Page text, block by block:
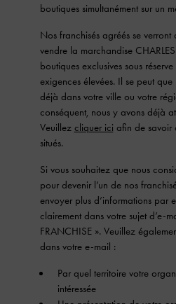
boutiques simultanément sur un
Nos franchisés agréés se
vendre la marchandise
boutiques exclusives sous
exigences élevées. Il se peut que
déjà dans votre ville ou votre
conséquent, nous y avons déjà
Veuillez cliquer ici afin de savoir
situés.
Si vous souhaitez que nous
pour devenir l’un de nos
envoyer plus d’informations par
clairement dans votre sujet d’e-
FRANCHISE ». Veuillez
dans votre e-mail :
Par quel territoire votre
intéressée